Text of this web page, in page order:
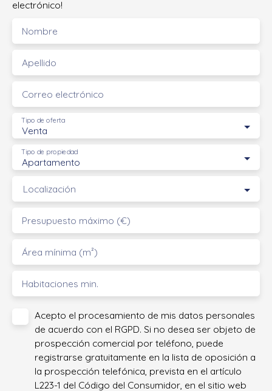
electrónico!
Nombre
Apellido
Correo electrónico
Venta
Tipo de oferta
Apartamento
Tipo de propiedad
Localización
Presupuesto máximo (€)
Área mínima (m²)
Habitaciones min.
Acepto el procesamiento de mis datos personales
de acuerdo con el RGPD. Si no desea ser objeto de
prospección comercial por teléfono, puede
registrarse gratuitamente en la lista de oposición a
la prospección telefónica, prevista en el artículo
L223-1 del Código del Consumidor, en el sitio web